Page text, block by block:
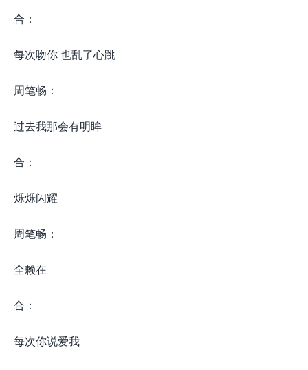
合：
每次吻你 也乱了心跳
周笔畅：
过去我那会有明眸
合：
烁烁闪耀
周笔畅：
全赖在
合：
每次你说爱我